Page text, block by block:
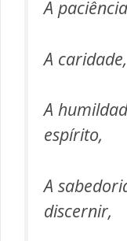
A
A
A
espírito,
A
discernir,